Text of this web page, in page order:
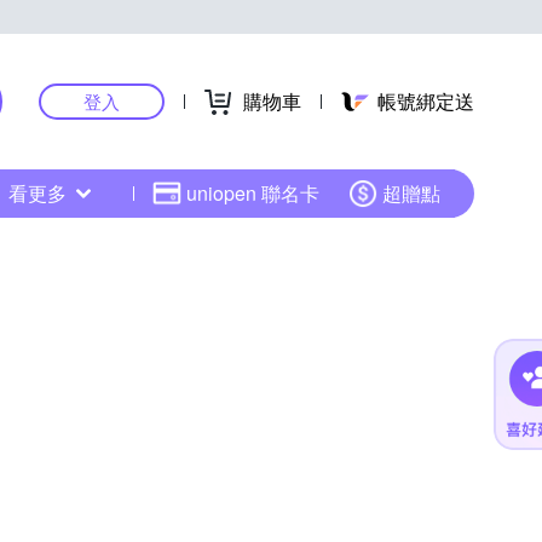
登入 購物車 帳號綁定送
看更多 uniopen 聯名卡 超贈點